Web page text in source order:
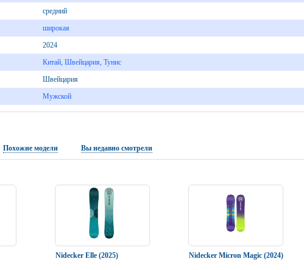
средний
широкая
2024
Китай, Швейцария, Тунис
Швейцария
Мужской
Похожие модели Вы недавно смотрели
Nidecker Elle (2025) Nidecker Micron Magic (2024)